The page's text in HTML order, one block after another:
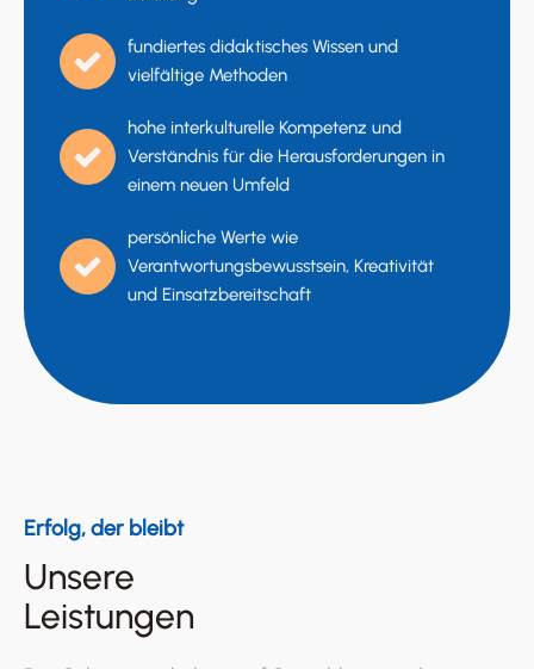
fundiertes didaktisches Wissen und
vielfältige Methoden
hohe interkulturelle Kompetenz und
Verständnis für die Herausforderungen in
einem neuen Umfeld
persönliche Werte wie
Verantwortungsbewusstsein, Kreativität
und Einsatzbereitschaft
Erfolg, der bleibt
Unsere
Leistungen